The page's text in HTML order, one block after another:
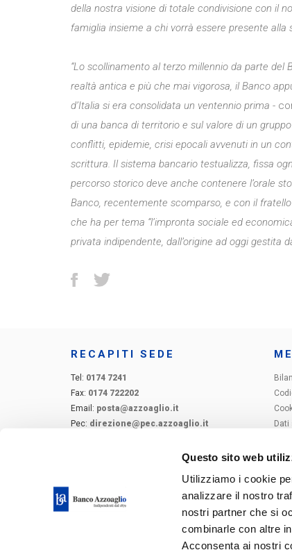
Questo sito web
Utilizziamo i cookie
analizzare il nostro
nostri partner che si
combinarle con altre
Acconsenta ai nostri
della nostra visione di totale condivisione con il
famiglia insieme a chi vorrà essere presente alla
“Lo scollinamento al terzo millennio da parte
realtà antica e più che mai vigorosa, il Banco
d’Italia si era consolidata un ventennio prima -
di una banca di territorio e sul valore di un
conflitti, epidemie, crisi epocali avvenuti in un
scrittura. Il sistema bancario testualizza, fissa
percorso storico deve anche contenere l’orale
Banco, recentemente scomparso, e con il
che ha per tema “l’impronta sociale ed
privata indipendente, dall’origine ad oggi gestita
RECAPITI SEDE
Tel: 0174 7241
Fax: 0174 722202
Email: posta@azzoaglio.it
Pec: direzione@pec.azzoaglio.it